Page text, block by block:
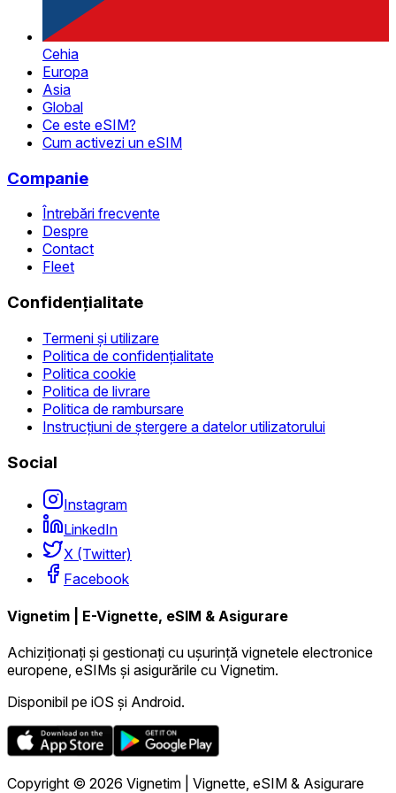
Cehia
Europa
Asia
Global
Ce este eSIM?
Cum activezi un eSIM
Companie
Întrebări frecvente
Despre
Contact
Fleet
Confidențialitate
Termeni și utilizare
Politica de confidențialitate
Politica cookie
Politica de livrare
Politica de rambursare
Instrucțiuni de ștergere a datelor utilizatorului
Social
Instagram
LinkedIn
X (Twitter)
Facebook
Vignetim | E-Vignette, eSIM & Asigurare
Achiziționați și gestionați cu ușurință vignetele electronice
europene, eSIMs și asigurările cu Vignetim.
Disponibil pe iOS și Android.
Copyright © 2026 Vignetim | Vignette, eSIM & Asigurare